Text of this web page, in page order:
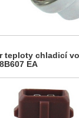
teploty chladicí
EA